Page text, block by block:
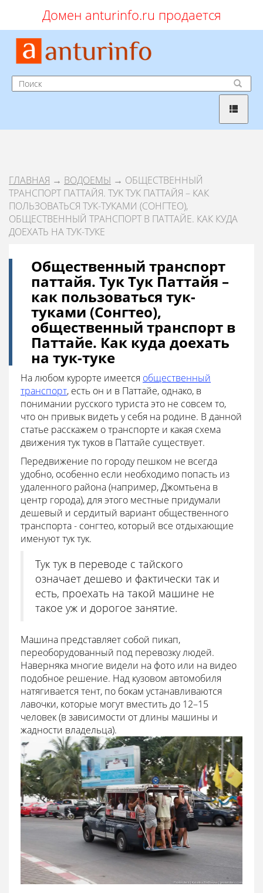
Домен anturinfo.ru продается
ГЛАВНАЯ → ВОДОЕМЫ → ОБЩЕСТВЕННЫЙ
ТРАНСПОРТ ПАТТАЙЯ. ТУК ТУК ПАТТАЙЯ – КАК
ПОЛЬЗОВАТЬСЯ ТУК-ТУКАМИ (СОНГТЕО),
ОБЩЕСТВЕННЫЙ ТРАНСПОРТ В ПАТТАЙЕ. КАК КУДА
ДОЕХАТЬ НА ТУК-ТУКЕ
Общественный транспорт
паттайя. Тук Тук Паттайя –
как пользоваться тук-
туками (Сонгтео),
общественный транспорт в
Паттайе. Как куда доехать
на тук-туке
На любом курорте имеется общественный
транспорт, есть он и в Паттайе, однако, в
понимании русского туриста это не совсем то,
что он привык видеть у себя на родине. В данной
статье расскажем о транспорте и какая схема
движения тук туков в Паттайе существует.
Передвижение по городу пешком не всегда
удобно, особенно если необходимо попасть из
удаленного района (например, Джомтьена в
центр города), для этого местные придумали
дешевый и сердитый вариант общественного
транспорта - сонгтео, который все отдыхающие
именуют тук тук.
Тук тук в переводе с тайского
означает дешево и фактически так и
есть, проехать на такой машине не
такое уж и дорогое занятие.
Машина представляет собой пикап,
переоборудованный под перевозку людей.
Наверняка многие видели на фото или на видео
подобное решение. Над кузовом автомобиля
натягивается тент, по бокам устанавливаются
лавочки, которые могут вместить до 12–15
человек (в зависимости от длины машины и
жадности владельца).